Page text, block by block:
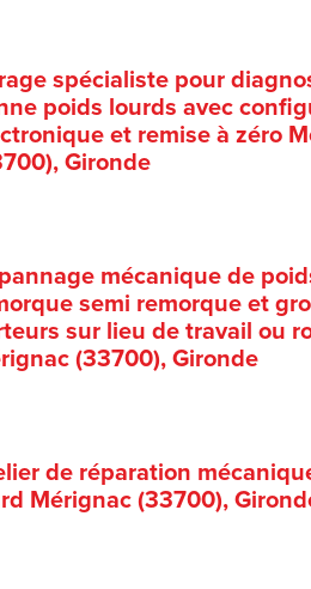
spécialiste pour
poids lourds avec
et remise à zéro
Gironde
mécanique de
semi remorque et
sur lieu de travail ou
(33700), Gironde
de réparation
Mérignac (33700),